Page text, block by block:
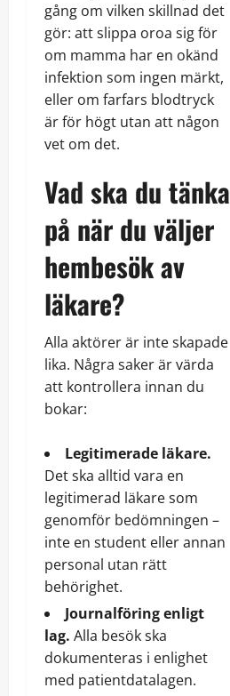
gång om vilken skillnad det
gör: att slippa oroa sig för
om mamma har en okänd
infektion som ingen märkt,
eller om farfars blodtryck
är för högt utan att någon
vet om det.
Vad ska du tänka
på när du väljer
hembesök av
läkare?
Alla aktörer är inte skapade
lika. Några saker är värda
att kontrollera innan du
bokar:
Legitimerade läkare.
Det ska alltid vara en
legitimerad läkare som
genomför bedömningen –
inte en student eller annan
personal utan rätt
behörighet.
Journalföring enligt
lag. Alla besök ska
dokumenteras i enlighet
med patientdatalagen.